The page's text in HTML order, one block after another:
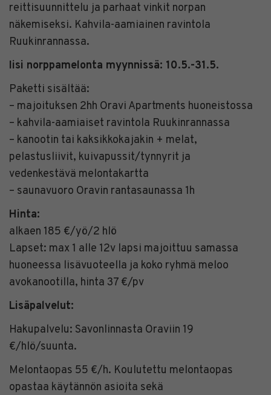
reittisuunnittelu ja parhaat vinkit norpan
näkemiseksi. Kahvila-aamiainen ravintola
Ruukinrannassa.
Iisi norppamelonta myynnissä: 10.5.-31.5.
Paketti sisältää:
– majoituksen 2hh Oravi Apartments huoneistossa
– kahvila-aamiaiset ravintola Ruukinrannassa
– kanootin tai kaksikkokajakin + melat,
pelastusliivit, kuivapussit/tynnyrit ja
vedenkestävä melontakartta
– saunavuoro Oravin rantasaunassa 1h
Hinta:
alkaen 185 €/yö/2 hlö
Lapset: max 1 alle 12v lapsi majoittuu samassa
huoneessa lisävuoteella ja koko ryhmä meloo
avokanootilla, hinta 37 €/pv
Lisäpalvelut:
Hakupalvelu: Savonlinnasta Oraviin 19
€/hlö/suunta.
Melontaopas 55 €/h. Koulutettu melontaopas
opastaa käytännön asioita sekä